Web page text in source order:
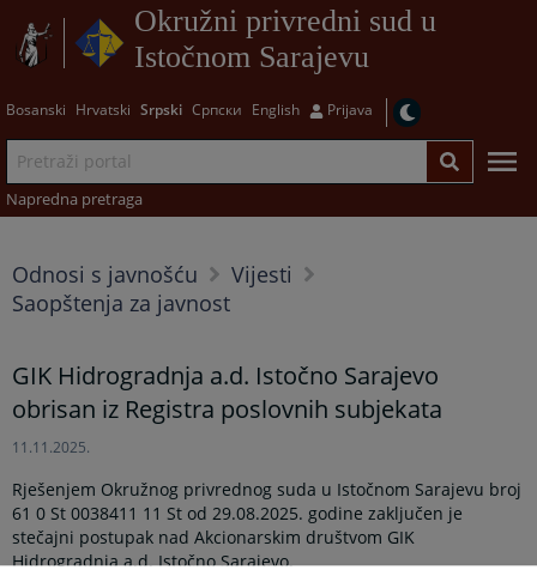
Okružni privredni sud u
Istočnom Sarajevu
Bosanski Hrvatski Srpski Српски English Prijava
Napredna pretraga
Odnosi s javnošću
Vijesti
Saopštenja za javnost
GIK Hidrogradnja a.d. Istočno Sarajevo
obrisan iz Registra poslovnih subjekata
11.11.2025.
Rješenjem Okružnog privrednog suda u Istočnom Sarajevu broj
61 0 St 0038411 11 St od 29.08.2025. godine zaključen je
stečajni postupak nad Akcionarskim društvom GIK
Hidrogradnja a.d. Istočno Sarajevo.